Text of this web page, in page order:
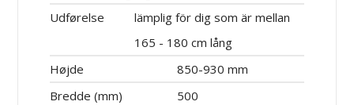
Udførelse
lämplig för dig som är mellan
165 - 180 cm lång
Højde
850-930 mm
Bredde (mm)
500